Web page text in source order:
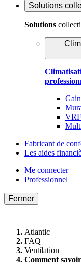
Solutions
Solutions
VRF
Fabricant de
Les aides
Me connecter
Professionnel
Fermer
Atlantic
FAQ
Ventilation
Comment